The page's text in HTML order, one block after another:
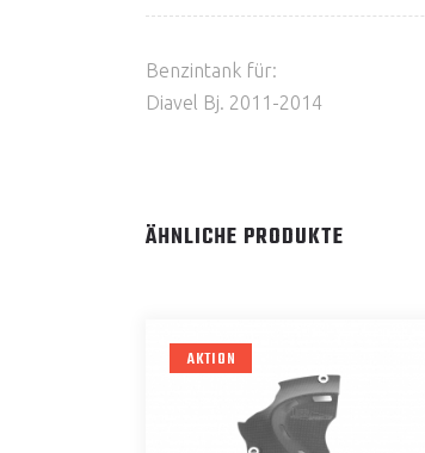
Benzintank für:
Diavel Bj. 2011-2014
ÄHNLICHE PRODUKTE
AKTION